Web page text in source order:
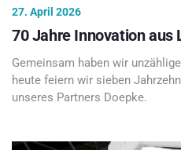
27. April 2026
70 Jahre Innovation aus
Gemeinsam haben wir
heute feiern wir sieben
unseres Partners Doepke.